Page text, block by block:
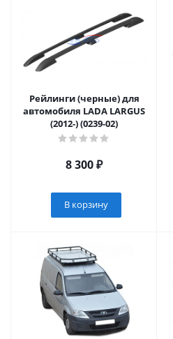
Рейлинги (черные) для
автомобиля LADA LARGUS
(2012-) (0239-02)
8 300₽
В корзину